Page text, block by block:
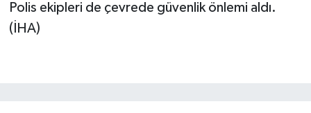
Polis ekipleri de çevrede güvenlik önlemi aldı.
(İHA)